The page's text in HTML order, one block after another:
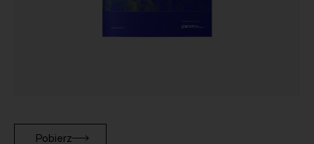
Pobierz